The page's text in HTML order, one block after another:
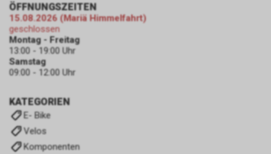
KATEGORIEN
E- Bike
Velos
Komponenten
ÖFFNUNGSZEITEN
15.08.2026 (Mariä Himmelfahrt)
geschlossen
Montag - Freitag
13:00 - 19:00 Uhr
Samstag
09:00 - 12:00 Uhr